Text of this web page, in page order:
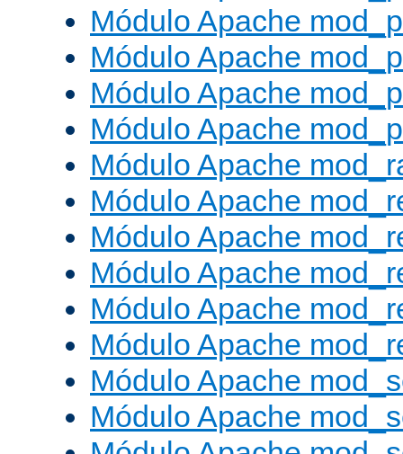
Módulo Apache
Módulo Apache
Módulo Apache
Módulo Apache
Módulo Apache
Módulo Apache
Módulo Apache
Módulo Apache
Módulo Apache
Módulo Apache
Módulo Apache
Módulo Apache